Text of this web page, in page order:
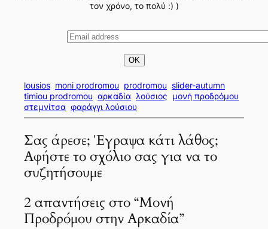
τον χρόνο, το πολύ :) )
lousios moni prodromou prodromou slider-autumn
timiou prodromou αρκαδία λούσιος μονή προδρόμου
στεμνίτσα φαράγγι λούσιου
Σας άρεσε; Έγραψα κάτι λάθος;
Αφήστε το σχόλιο σας για να το
συζητήσουμε
2 απαντήσεις στο “Μονή
Προδρόμου στην Αρκαδία”